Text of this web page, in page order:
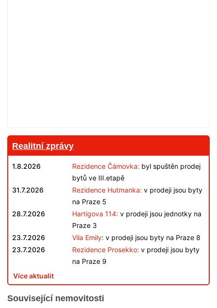
Realitní zprávy
1.8.2026 Rezidence Čámovka: byl spuštěn prodej
bytů ve III.etapě
31.7.2026
Rezidence Hutmanka: v prodeji jsou byty
na Praze 5
28.7.2026
Hartigova 114: v prodeji jsou jednotky na
Praze 3
23.7.2026
Vila Emily: v prodeji jsou byty na Praze 8
23.7.2026
Rezidence Prosekko: v prodeji jsou byty
na Praze 9
Více aktualit
Související nemovitosti